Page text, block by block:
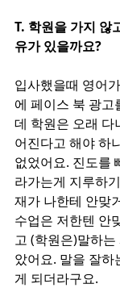
T. 학원을 가지 않
유가 있을까요?
입사했을때 영어
에 페이스 북 광고
데 학원은 오래 다
어진다고 해야 하
없었어요. 진도를
라가는게 지루하
재가 나한테 안맞
수업은 저한텐 안
고 (학원은)말하
았어요. 말을 잘
게 되더라구요.